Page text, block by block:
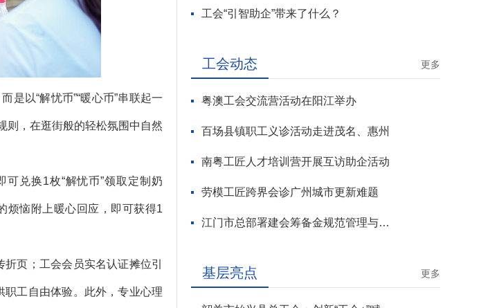
以“解忧币”“暖心币”串联起一
则，在逛街般的轻松氛围中自然
兑换1枚“解忧币”领取定制奶
烦恼附上暖心回应，即可获得1
页；工会会员实名认证摊位引
工自由体验。此外，专业心理
工会“引智助企”带来了什么？
工会动态 更多
粤澳工会交流营活动在阳江举办
百场县镇职工义诊活动走进茂名、惠州
南粤工匠人才培训营开展互访助企活动
劳模工匠跨界会诊广州城市更新难题
江门市总部署建会筹备金规范管理与基层工会组建攻坚行动
基层亮点 更多